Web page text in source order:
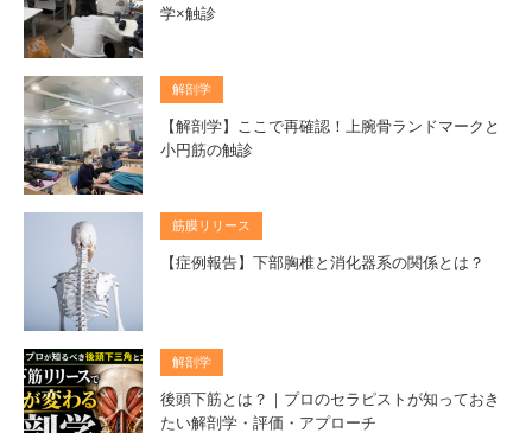
学×触診
解剖学
【解剖学】ここで再確認！上腕骨ランドマークと
小円筋の触診
筋膜リリース
【症例報告】下部胸椎と消化器系の関係とは？
解剖学
後頭下筋とは？｜プロのセラピストが知っておき
たい解剖学・評価・アプローチ